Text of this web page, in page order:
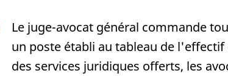
Le juge-avocat général commande
un poste établi au tableau de l'effectif
des services juridiques offerts, les